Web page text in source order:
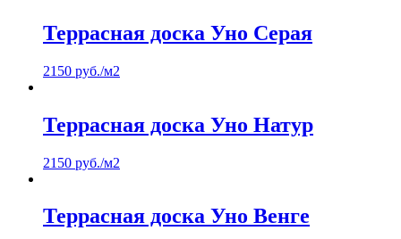
Террасная доска Уно Серая
2150 руб./м2
Террасная доска Уно Натур
2150 руб./м2
Террасная доска Уно Венге